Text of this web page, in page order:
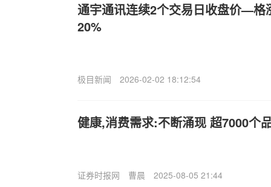
通宇通讯连续2个交易日收盘价—格
20%
极目新闻 2026-02-02 18:12:54
健康,消费需求:不断涌现 超7000个
证券时报网 曹晨 2025-08-05 21:44